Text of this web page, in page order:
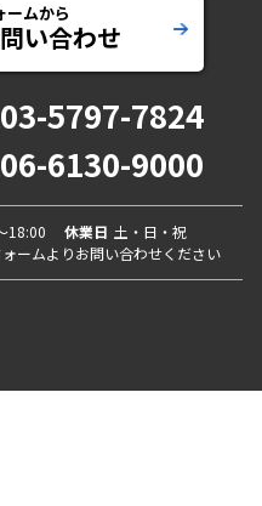
ームから
い合わせ
03-5797-7824
06-6130-9000
18:00 休業日 土・日・祝
ームよりお問い合わせください